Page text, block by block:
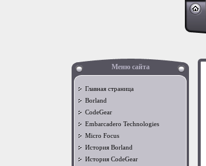
Меню сайта
Главная страница
Borland
CodeGear
Embarcadero Technologies
Micro Focus
История Borland
История CodeGear